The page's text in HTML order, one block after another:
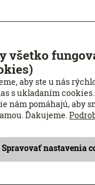
Bystrica
všetko
aby ste u nás
s ukladaním
nám pomáhajú, aby
Ďakujeme.
Spravovať nastavenia